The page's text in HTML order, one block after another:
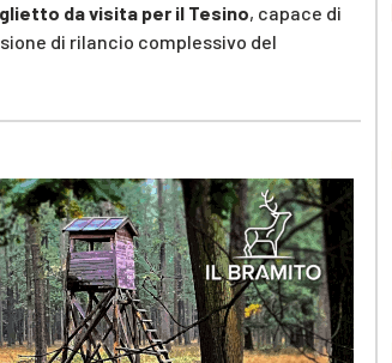
da visita per il Tesino, capace di
di rilancio complessivo del